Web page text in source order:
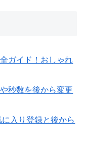
ガイド！おしゃれ
秒数を後から変更
入り登録と後から